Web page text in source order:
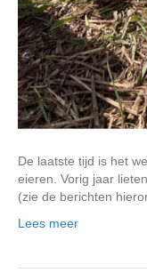
De laatste tijd is het
eieren. Vorig jaar
(zie de berichten
Lees meer